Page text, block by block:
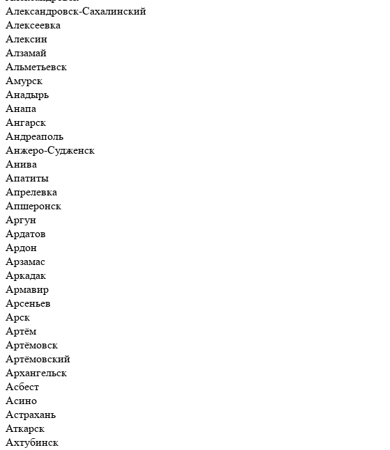
Александровск-Сахалинский
Алексеевка
Алексин
Алзамай
Альметьевск
Амурск
Анадырь
Анапа
Ангарск
Андреаполь
Анжеро-Судженск
Анива
Апатиты
Апрелевка
Апшеронск
Аргун
Ардатов
Ардон
Арзамас
Аркадак
Армавир
Арсеньев
Арск
Артём
Артёмовск
Артёмовский
Архангельск
Асбест
Асино
Астрахань
Аткарск
Ахтубинск